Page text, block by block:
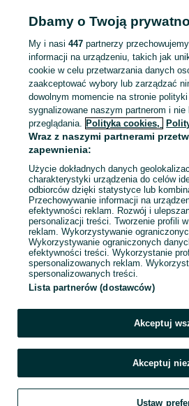
Strona główna Dom i Ogród Ogród
Żwir i kamienie - Mazowieckie
Żwir i
Białołęka
KATEGORIA
ID:1055982237
Zadzwoń / SMS
Dbamy o Twoją
My i nasi447 partnerzy
informacji na urządzeniu, takich jak
cookie w celu przetwarzania danych
zaakceptować wybory lub zarządzać
dowolnym momencie na stronie
sygnalizowane naszym partnerom i nie
przeglądania. Polityka cookies,
Wraz z naszymi partnerami
zapewnienia:
Użycie dokładnych danych
charakterystyki urządzenia do celów
odbiorców dzięki statystyce lub
Przechowywanie informacji na
efektywności reklam. Rozwój i
personalizacji treści. Tworzenie profili
reklam. Wykorzystywanie
Wykorzystywanie ograniczonych
efektywności treści. Wykorzystanie
spersonalizowanych reklam.
spersonalizowanych treści.
Lista partnerów (dostawców)
Akceptuj
Akceptuj
Ustaw